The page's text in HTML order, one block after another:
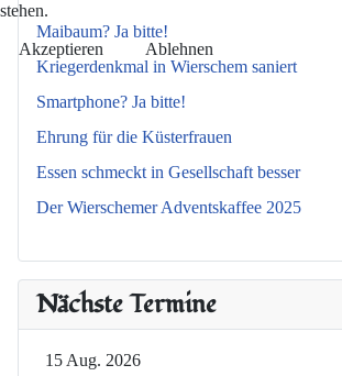
Maibaum? Ja bitte!
Kriegerdenkmal in Wierschem saniert
Smartphone? Ja bitte!
Ehrung für die Küsterfrauen
Essen schmeckt in Gesellschaft besser
Der Wierschemer Adventskaffee 2025
Nächste Termine
15 Aug. 2026
stehen.
Akzeptieren Ablehnen